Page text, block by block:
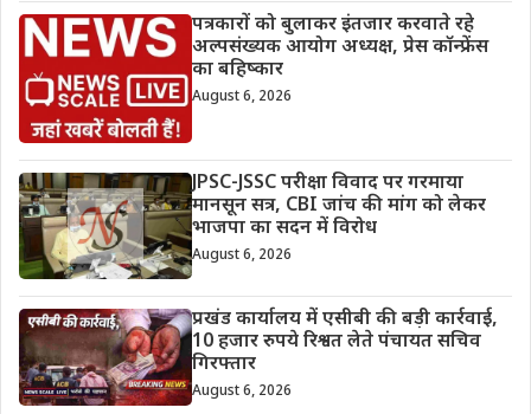
पत्रकारों को बुलाकर इंतजार करवाते रहे
अल्पसंख्यक आयोग अध्यक्ष, प्रेस कॉन्फ्रेंस
का बहिष्कार
August 6, 2026
JPSC-JSSC परीक्षा विवाद पर गरमाया
मानसून सत्र, CBI जांच की मांग को लेकर
भाजपा का सदन में विरोध
August 6, 2026
प्रखंड कार्यालय में एसीबी की बड़ी कार्रवाई,
10 हजार रुपये रिश्वत लेते पंचायत सचिव
गिरफ्तार
August 6, 2026